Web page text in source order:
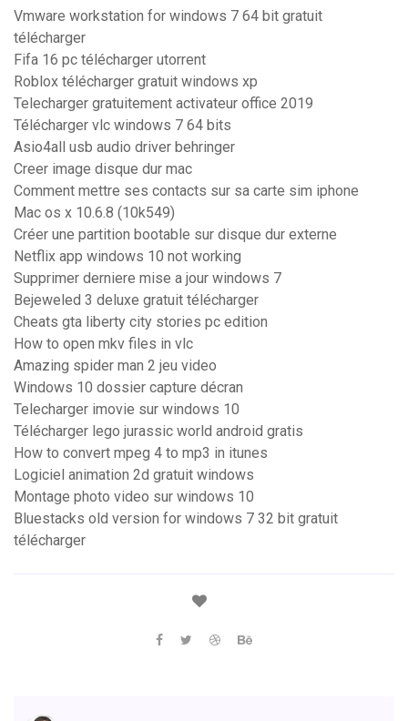
Vmware workstation for windows 7 64 bit gratuit
télécharger
Fifa 16 pc télécharger utorrent
Roblox télécharger gratuit windows xp
Telecharger gratuitement activateur office 2019
Télécharger vlc windows 7 64 bits
Asio4all usb audio driver behringer
Creer image disque dur mac
Comment mettre ses contacts sur sa carte sim iphone
Mac os x 10.6.8 (10k549)
Créer une partition bootable sur disque dur externe
Netflix app windows 10 not working
Supprimer derniere mise a jour windows 7
Bejeweled 3 deluxe gratuit télécharger
Cheats gta liberty city stories pc edition
How to open mkv files in vlc
Amazing spider man 2 jeu video
Windows 10 dossier capture décran
Telecharger imovie sur windows 10
Télécharger lego jurassic world android gratis
How to convert mpeg 4 to mp3 in itunes
Logiciel animation 2d gratuit windows
Montage photo video sur windows 10
Bluestacks old version for windows 7 32 bit gratuit
télécharger